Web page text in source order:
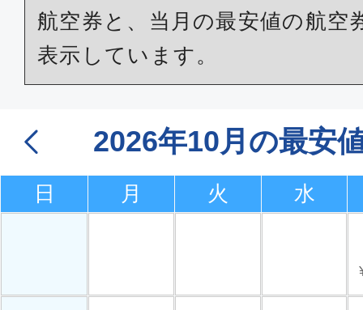
航空券と、当月の最安値の航空
表示しています。
2026年10月の最安
日 月 火 水